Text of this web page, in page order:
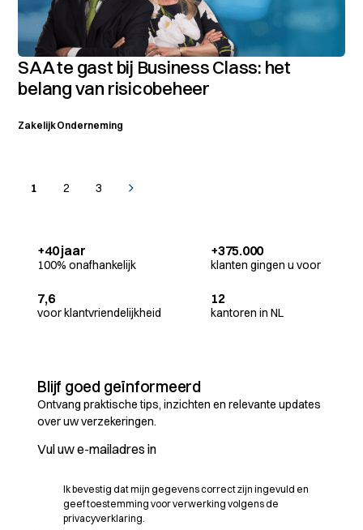
SAA te gast bij Business Class: het
belang van risicobeheer
ZakelijkOnderneming
1 2 3
+40 jaar
100% onafhankelijk
+375.000
klanten gingen u voor
7,6
voor klantvriendelijkheid
12
kantoren in NL
Blijf goed geïnformeerd
Ontvang praktische tips, inzichten en relevante updates
over uw verzekeringen.
Ik bevestig dat mijn gegevens correct zijn ingevuld en
geef toestemming voor verwerking volgens de
privacyverklaring.